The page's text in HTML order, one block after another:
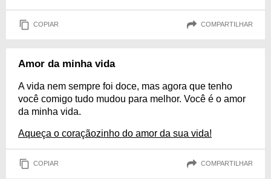
COPIAR COMPARTILHAR
Amor da minha vida
A vida nem sempre foi doce, mas agora que tenho
você comigo tudo mudou para melhor. Você é o amor
da minha vida.
Aqueça o coraçãozinho do amor da sua vida!
COPIAR COMPARTILHAR